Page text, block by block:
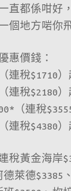
直都係咁好
個地方啱你
惠價錢：
連稅$1710）
連稅$2180）
（連稅
連稅$4380）
稅黃金海岸
德萊德$3385